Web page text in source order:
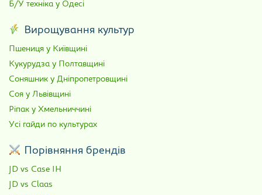
Б/У техніка у Одесі
Вирощування культур
Пшениця у Київщині
Кукурудза у Полтавщині
Соняшник у Дніпропетровщині
Соя у Львівщині
Ріпак у Хмельниччині
Усі гайди по культурах
Порівняння брендів
JD vs Case IH
JD vs Claas